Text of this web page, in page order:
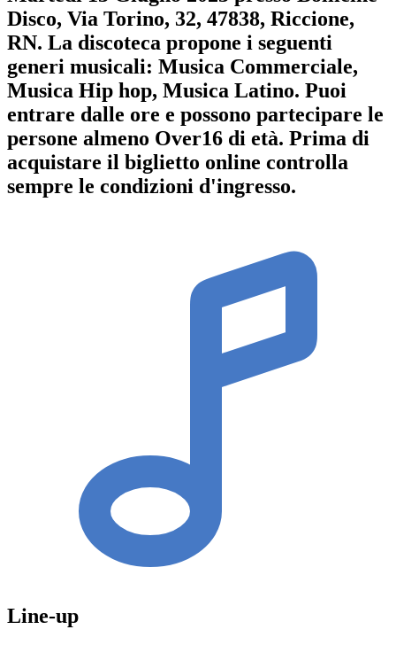
Disco, Via Torino, 32, 47838, Riccione,
RN. La discoteca propone i seguenti
generi musicali: Musica Commerciale,
Musica Hip hop, Musica Latino. Puoi
entrare dalle ore e possono partecipare le
persone almeno Over16 di età. Prima di
acquistare il biglietto online controlla
sempre le condizioni d'ingresso.
Line-up